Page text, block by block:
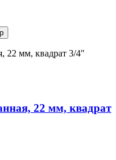
22 мм, квадрат